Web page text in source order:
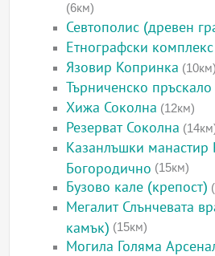
(6км)
Севтополис (древен
Етнографски
Язовир Копринка (10км)
Търниченско
Хижа Соколна (12км)
Резерват Соколна
Казанлъшки манастир
Богородично (15км)
Бузово кале (крепост)
Мегалит Слънчевата
камък) (15км)
Могила Голяма